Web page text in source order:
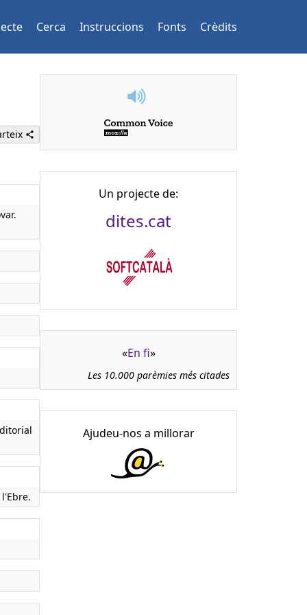
Cerca Instruccions Fonts Crèdits
Un projecte de:
dites.cat
«En fi»
Les 10.000 parèmies més citades
Ajudeu-nos a millorar